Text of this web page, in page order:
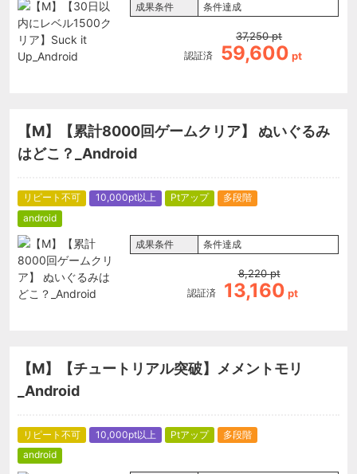
成果条件 条件達成
認証済
37,250 pt
59,600 pt
【M】【累計8000回ゲームクリア】 ぬいぐるみ
はどこ？_Android
リピート不可 10,000pt以上 Ptアップ
多段階
android
成果条件 条件達成
認証済
8,220 pt
13,160 pt
【M】【チュートリアル突破】メメントモリ
_Android
リピート不可 10,000pt以上 Ptアップ
多段階
android